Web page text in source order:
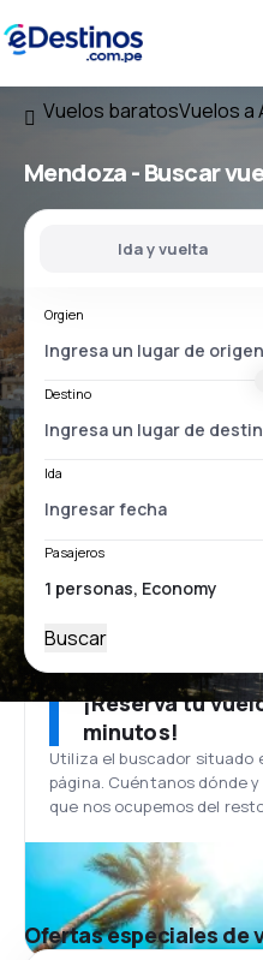
Vuelos baratosVuelos a
Mendoza - Buscar
Ida y vuelta
Orgien
Destino
Ida
Pasajeros
Buscar
¡Reserva tu
minutos!
Utiliza el buscador situado
página. Cuéntanos dónde
que nos ocupemos del
Ofertas especiales de